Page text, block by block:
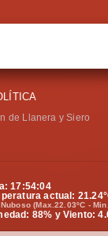
de Llanera y Siero
17:54:05
actual: 21.24
(Max.22.03ºC -
88% y Viento: